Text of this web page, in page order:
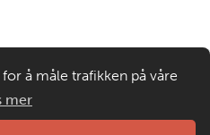
å måle trafikken på våre
plasseres i din nettleser og
og drift av våre
mer